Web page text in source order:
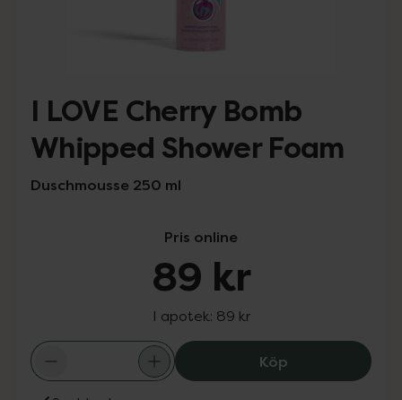
I LOVE Cherry Bomb
Whipped Shower Foam
Duschmousse 250 ml
Pris online
89 kr
I apotek: 89 kr
KöpI LOVE Cherry